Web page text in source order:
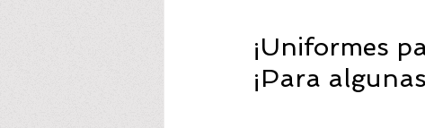
¡Uniformes
¡Para